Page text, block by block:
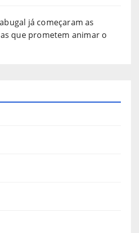
já começaram as
que prometem animar o